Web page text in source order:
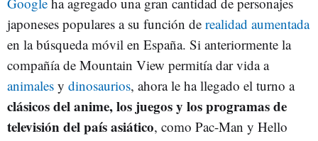
japoneses populares a su función de realidad aumentada
en la búsqueda móvil en España. Si anteriormente la
compañía de Mountain View permitía dar vida a
animales y dinosaurios, ahora le ha llegado el turno a
clásicos del anime, los juegos y los programas de
televisión del país asiático, como Pac-Man y Hello